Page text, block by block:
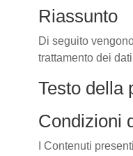
Riassunto
Di seguito
trattamento dei
Testo della
Condizioni
I Contenuti